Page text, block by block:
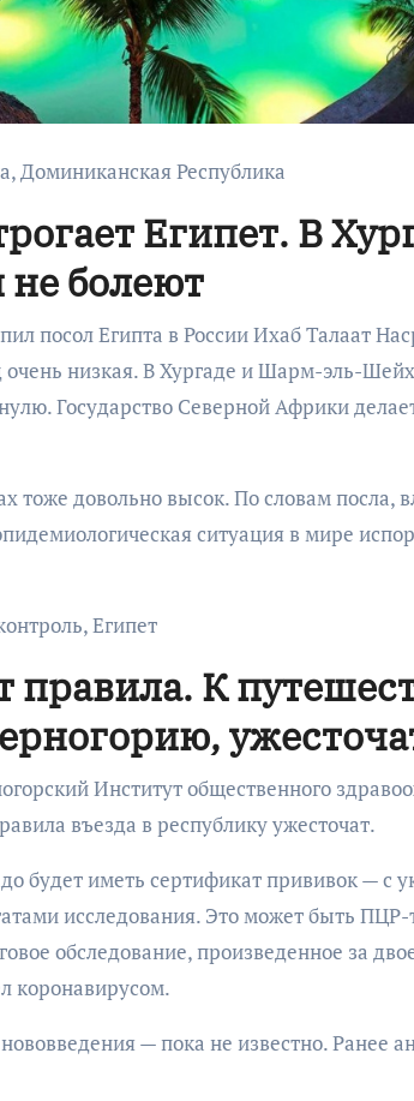
Доминиканская Республика
Египет. В
болеют
посол Египта в России Ихаб Талаат
очень низкая. В Хургаде и Шарм-эль-
Государство Северной Африки
тоже довольно высок. По словам посла,
ситуация в мире
Египет
правила. К
Институт общественного
въезда в республику ужесточат.
будет иметь сертификат прививок — с
исследования. Это может быть ПЦР-
обследование, произведенное за
коронавирусом.
— пока не известно. Ранее